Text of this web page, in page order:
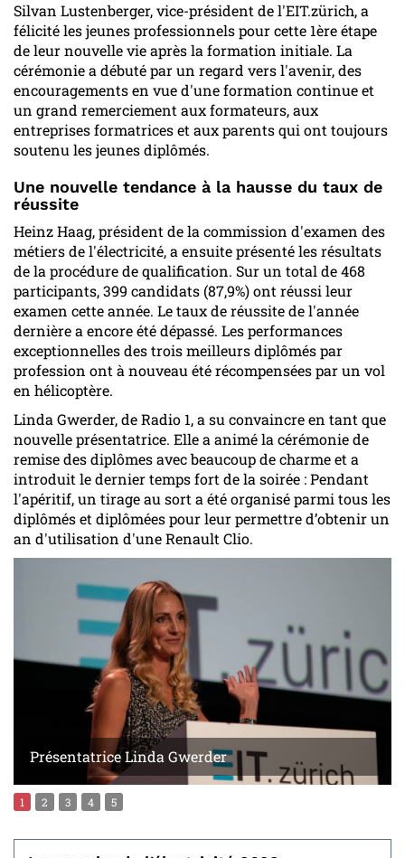
Silvan Lustenberger, vice-président de l'EIT.zürich, a
félicité les jeunes professionnels pour cette 1ère étape
de leur nouvelle vie après la formation initiale. La
cérémonie a débuté par un regard vers l'avenir, des
encouragements en vue d'une formation continue et
un grand remerciement aux formateurs, aux
entreprises formatrices et aux parents qui ont toujours
soutenu les jeunes diplômés.
Une nouvelle tendance à la hausse du taux de
réussite
Heinz Haag, président de la commission d'examen des
métiers de l'électricité, a ensuite présenté les résultats
de la procédure de qualification. Sur un total de 468
participants, 399 candidats (87,9%) ont réussi leur
examen cette année. Le taux de réussite de l'année
dernière a encore été dépassé. Les performances
exceptionnelles des trois meilleurs diplômés par
profession ont à nouveau été récompensées par un vol
en hélicoptère.
Linda Gwerder, de Radio 1, a su convaincre en tant que
nouvelle présentatrice. Elle a animé la cérémonie de
remise des diplômes avec beaucoup de charme et a
introduit le dernier temps fort de la soirée : Pendant
l'apéritif, un tirage au sort a été organisé parmi tous les
diplômés et diplômées pour leur permettre d’obtenir un
an d'utilisation d'une Renault Clio.
Présentatrice Linda Gwerder
1 2 3 4 5